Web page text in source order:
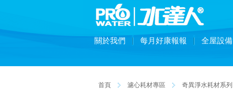
關於我們 每月好康報報 全屋設備
首頁 濾心耗材專區 奇異淨水耗材系列